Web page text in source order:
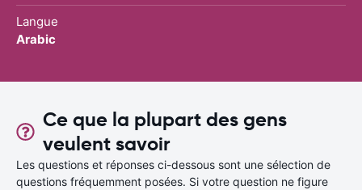
Langue
Arabic
Ce que la plupart des gens
veulent savoir
Les questions et réponses ci-dessous sont une sélection de
questions fréquemment posées. Si votre question ne figure